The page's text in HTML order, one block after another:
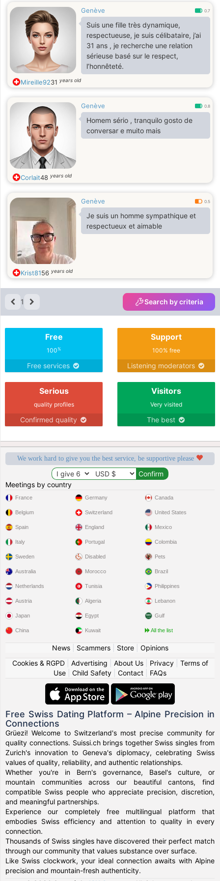
Genève 0.7
Suis une fille très dynamique,
respectueuse, je suis célibataire, j’ai
31 ans , je recherche une relation
sérieuse basé sur le respect,
l’honnêteté.
Mireille9231 years old
Genève 0.8
Homem sério , tranquilo gosto de
conversar e muito mais
Corlait48 years old
Genève 0.5
Je suis un homme sympathique et
respectueux et aimable
Krist8156 years old
1 Search by criteria
Free
100%
Free services
Support
100% free
Listening moderators
Serious
quality profiles
Confirmed quality
Visitors
Very visited
The best
We work hard to give you the best service, be supportive please
Meetings by country
France
Belgium
Spain
Italy
Sweden
Germany
Switzerland
England
Portugal
Disabled
Canada
United States
Mexico
Colombia
Pets
Australia
Netherlands
Austria
Japan
China
Morocco
Tunisia
Algeria
Egypt
Kuwait
Brazil
Philippines
Lebanon
Gulf
All the list
News| Scammers| Store| Opinions
Cookies & RGPD| Advertising About Us| Privacy| Terms of
Use
Child Safety Contact FAQs
Free Swiss Dating Platform – Alpine Precision in
Connections
Grüezi! Welcome to Switzerland's most precise community for
quality connections. Suissi.ch brings together Swiss singles from
Zurich's innovation to Geneva's diplomacy, celebrating Swiss
values of quality, reliability, and authentic relationships.
Whether you're in Bern's governance, Basel's culture, or
mountain communities across our beautiful cantons, find
compatible Swiss people who appreciate precision, discretion,
and meaningful partnerships.
Experience our completely free multilingual platform that
embodies Swiss efficiency and attention to quality in every
connection.
Thousands of Swiss singles have discovered their perfect match
through our community that values substance over surface.
Like Swiss clockwork, your ideal connection awaits with Alpine
precision and mountain-fresh authenticity.